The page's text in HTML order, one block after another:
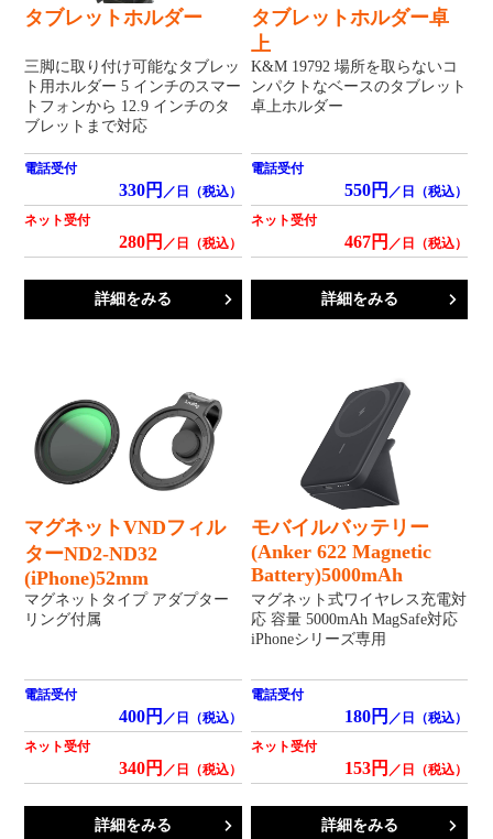
タブレットホルダー
三脚に取り付け可能なタブレッ
ト用ホルダー 5 インチのスマー
トフォンから 12.9 インチのタ
ブレットまで対応
電話受付
330円 ／日（税込）
ネット受付
280円 ／日（税込）
詳細をみる
タブレットホルダー卓
上
K&M 19792 場所を取らないコ
ンパクトなベースのタブレット
卓上ホルダー
電話受付
550円 ／日（税込）
ネット受付
467円 ／日（税込）
詳細をみる
マグネットVNDフィル
ターND2-ND32
(iPhone)52mm
マグネットタイプ アダプター
リング付属
電話受付
400円 ／日（税込）
ネット受付
340円 ／日（税込）
詳細をみる
モバイルバッテリー
(Anker 622 Magnetic
Battery)5000mAh
マグネット式ワイヤレス充電対
応 容量 5000mAh MagSafe対応
iPhoneシリーズ専用
電話受付
180円 ／日（税込）
ネット受付
153円 ／日（税込）
詳細をみる